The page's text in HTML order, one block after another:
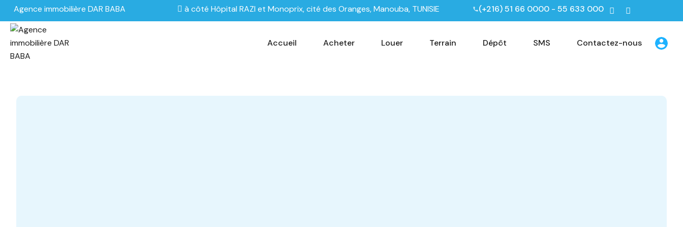
Agence immobilière DAR BABA à côté Hôpital RAZI et Monoprix, cité des Oranges, Manouba, TUNISIE (+216) 51 66 0000 - 55 633 000
Accueil Acheter Louer Terrain Dépôt SMS Contactez-nous